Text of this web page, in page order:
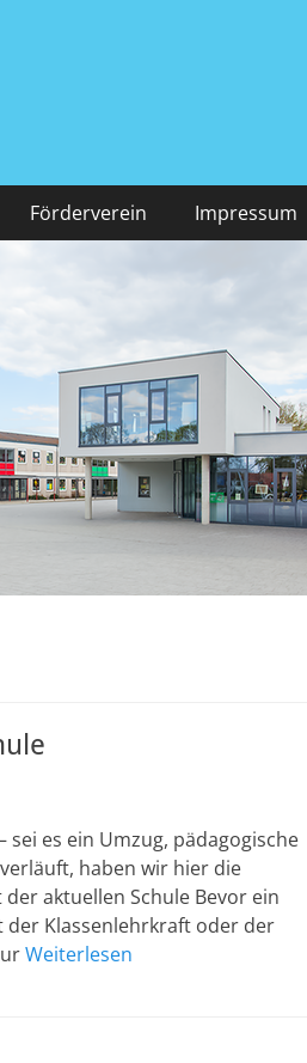
Förderverein Impressum
es ein Umzug, pädagogische
haben wir hier die
aktuellen Schule Bevor ein
der Klassenlehrkraft oder der
Weiterlesen